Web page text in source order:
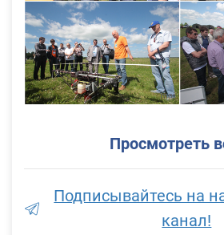
Просмотреть
Подписывайтесь на
канал!